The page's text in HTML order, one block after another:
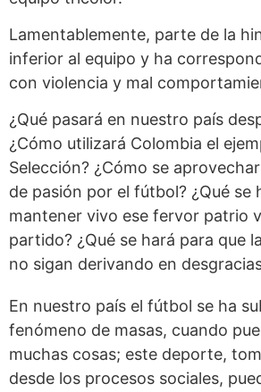
Lamentablemente, parte de la
inferior al equipo y ha
con violencia y mal
¿Qué pasará en nuestro país
¿Cómo utilizará Colombia el
Selección? ¿Cómo se
de pasión por el fútbol? ¿Qué se
mantener vivo ese fervor patrio
partido? ¿Qué se hará para que
no sigan derivando en
En nuestro país el fútbol se ha
fenómeno de masas, cuando
muchas cosas; este deporte,
desde los procesos sociales,